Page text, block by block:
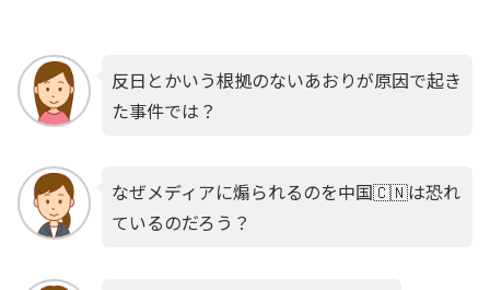
反日とかいう根拠のないあおりが原因で起き
た事件では？
なぜメディアに煽られるのを中国🇨🇳は恐れ
ているのだろう？